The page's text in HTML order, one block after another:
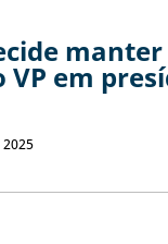
manter
em